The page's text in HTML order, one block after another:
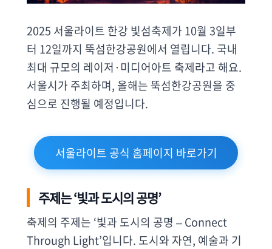
2025 서울라이트 한강 빛섬축제가 10월 3일부
터 12일까지 뚝섬한강공원에서 열립니다. 국내
최대 규모의 레이저·미디어아트 축제라고 해요.
서울시가 주최하며, 올해는 뚝섬한강공원을 중
심으로 진행될 예정입니다.
서울라이트 공식 홈페이지 바로가기
주제는 ‘빛과 도시의 공명’
축제의 주제는 ‘빛과 도시의 공명 – Connect
Through Light’입니다. 도시와 자연, 예술과 기